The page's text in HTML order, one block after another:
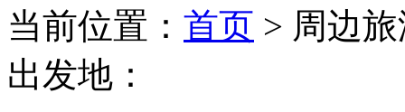
当前位置： 首页 > 周边
出发地：